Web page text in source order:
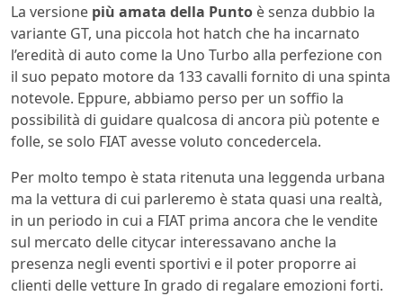
La versione più amata della Punto è senza dubbio la
variante GT, una piccola hot hatch che ha incarnato
l’eredità di auto come la Uno Turbo alla perfezione con
il suo pepato motore da 133 cavalli fornito di una spinta
notevole. Eppure, abbiamo perso per un soffio la
possibilità di guidare qualcosa di ancora più potente e
folle, se solo FIAT avesse voluto concedercela.
Per molto tempo è stata ritenuta una leggenda urbana
ma la vettura di cui parleremo è stata quasi una realtà,
in un periodo in cui a FIAT prima ancora che le vendite
sul mercato delle citycar interessavano anche la
presenza negli eventi sportivi e il poter proporre ai
clienti delle vetture In grado di regalare emozioni forti.